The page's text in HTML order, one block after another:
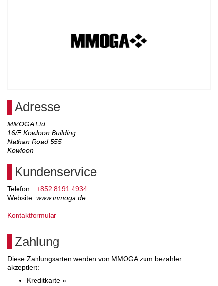
Adresse
MMOGA Ltd.
16/F Kowloon Building
Nathan Road 555
Kowloon
Kundenservice
Telefon:
+852 8191 4934
Website: www.mmoga.de
Kontaktformular
Zahlung
Diese Zahlungsarten werden von MMOGA zum bezahlen
akzeptiert:
Kreditkarte »